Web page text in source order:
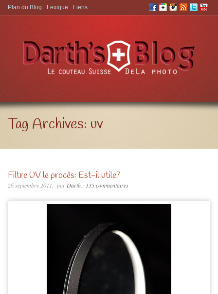
Aller à:
Plan du Blog Lexique Liens
Tag Archives: uv
Filtre UV le procès: Est-il utile?
26 septembre 2011 parDarth 135 commentaires